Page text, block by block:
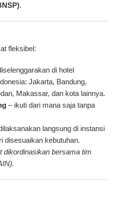
.
fleksibel:
di hotel
Jakarta, Bandung,
Makassar, dan kota lainnya.
– ikuti dari mana saja tanpa
langsung di instansi
disesuaikan kebutuhan.
dikordinasikan bersama tim
.